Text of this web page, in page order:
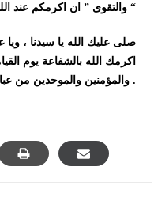
والتقوى ” ان اكرمكم عند الله اتقاكم “
صلى عليك الله يا سيدنا ،
اكرمك الله بالشفاعة يوم
والمؤمنين والموحدين من عباد الله المخلصين .